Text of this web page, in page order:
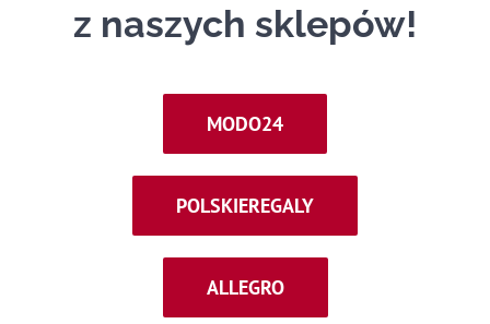
z naszych sklepów!
MODO24
POLSKIEREGALY
ALLEGRO